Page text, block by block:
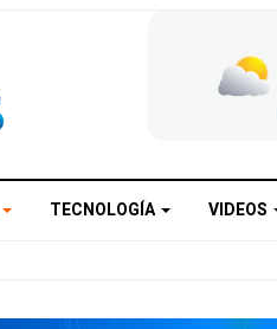
TECNOLOGÍA VIDEOS